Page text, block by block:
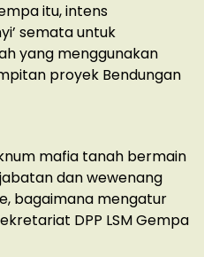
itu, intens
semata untuk
yang menggunakan
proyek Bendungan
mafia tanah bermain
dan wewenang
bagaimana mengatur
DPP LSM Gempa